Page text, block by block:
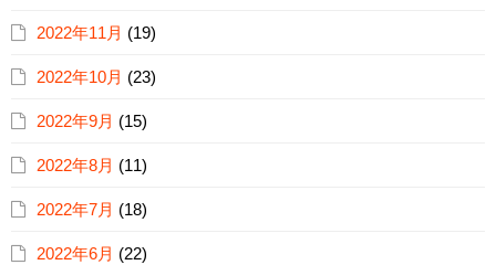
2022年11月 (19)
2022年10月 (23)
2022年9月 (15)
2022年8月 (11)
2022年7月 (18)
2022年6月 (22)